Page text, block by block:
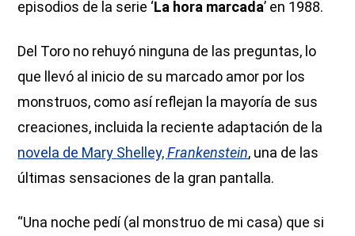
episodios de la serie ‘La hora marcada’ en 1988.
Del Toro no rehuyó ninguna de las preguntas, lo
que llevó al inicio de su marcado amor por los
monstruos, como así reflejan la mayoría de sus
creaciones, incluida la reciente adaptación de la
novela de Mary Shelley,Frankenstein, una de las
últimas sensaciones de la gran pantalla.
“Una noche pedí (al monstruo de mi casa) que si